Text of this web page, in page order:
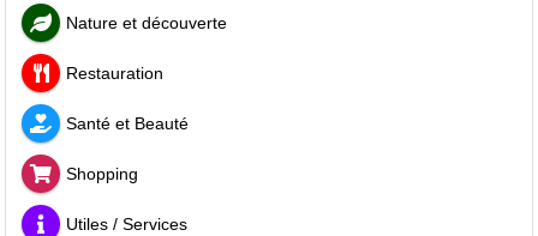
Nature et découverte
Restauration
Santé et Beauté
Shopping
Utiles / Services